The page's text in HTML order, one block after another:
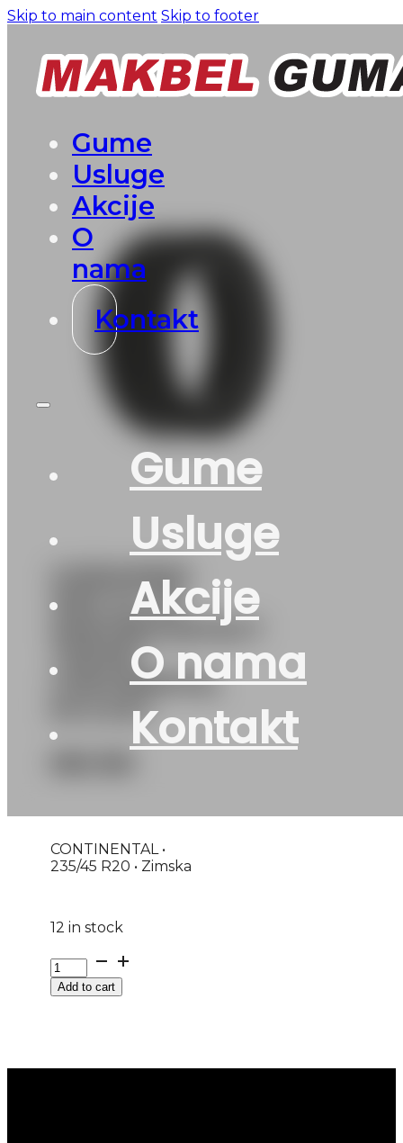
Skip to main content Skip to footer
Gume
Usluge
Akcije
O
nama
Kontakt
Gume
Usluge
Akcije
O nama
Kontakt
G235/45R20
100V XL FR
WINTERCONTACT
TS870P
CONTINENTAL
M+S EVc
CONTINENTAL •
235/45 R20 • Zimska
12 in stock
G235/45R20
100V
XLAdd to cart